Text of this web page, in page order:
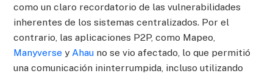
como un claro recordatorio de las vulnerabilidades
inherentes de los sistemas centralizados. Por el
contrario, las aplicaciones P2P, como Mapeo,
Manyverse y Ahau no se vio afectado, lo que permitió
una comunicación ininterrumpida, incluso utilizando